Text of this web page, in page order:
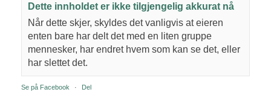
Dette innholdet er ikke tilgjengelig akkurat nå
Når dette skjer, skyldes det vanligvis at eieren
enten bare har delt det med en liten gruppe
mennesker, har endret hvem som kan se det, eller
har slettet det.
Se på Facebook · Del